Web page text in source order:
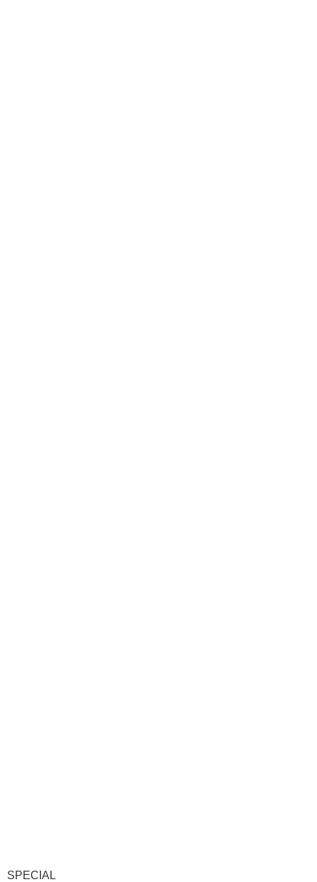
SPECIAL